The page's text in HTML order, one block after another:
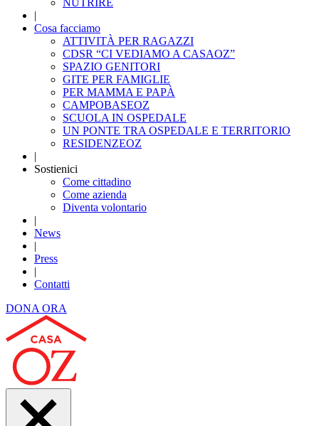
NUTRIRE
|
Cosa facciamo
ATTIVITÀ PER RAGAZZI
CDSR “CI VEDIAMO A CASAOZ”
SPAZIO GENITORI
GITE PER FAMIGLIE
PER MAMMA E PAPÀ
CAMPOBASEOZ
SCUOLA IN OSPEDALE
UN PONTE TRA OSPEDALE E TERRITORIO
RESIDENZEOZ
|
Sostienici
Come cittadino
Come azienda
Diventa volontario
|
News
|
Press
|
Contatti
DONA ORA